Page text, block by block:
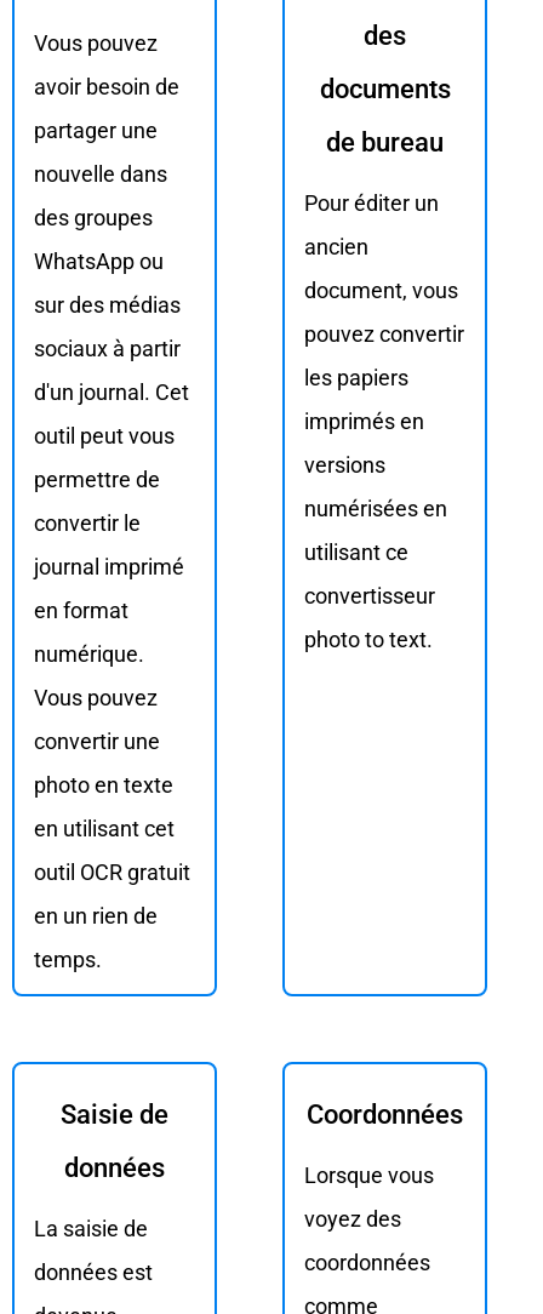
Vous pouvez
avoir besoin de
partager une
nouvelle dans
des groupes
WhatsApp ou
sur des médias
sociaux à partir
d'un journal. Cet
outil peut vous
permettre de
convertir le
journal imprimé
en format
numérique.
Vous pouvez
convertir une
photo en texte
en utilisant cet
outil OCR gratuit
en un rien de
temps.
des
documents
de bureau
Pour éditer un
ancien
document, vous
pouvez convertir
les papiers
imprimés en
versions
numérisées en
utilisant ce
convertisseur
photo to text.
Saisie de
données
La saisie de
données est
Coordonnées
Lorsque vous
voyez des
coordonnées
comme